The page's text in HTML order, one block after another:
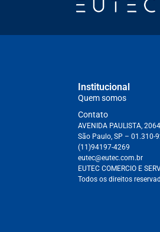
Institucional
Quem somos
Contato
AVENIDA PAULISTA, 2064
São Paulo, SP – 01.310-
(11)94197-4269
eutec@eutec.com.br
EUTEC COMERCIO E
Todos os direitos